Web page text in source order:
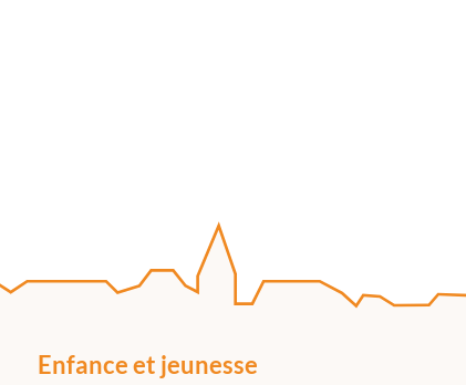
Enfance et jeunesse